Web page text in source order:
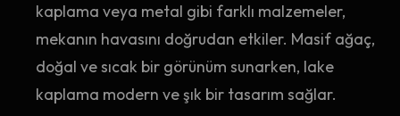
kaplama veya metal gibi farklı malzemeler,
mekanın havasını doğrudan etkiler. Masif ağaç,
doğal ve sıcak bir görünüm sunarken, lake
kaplama modern ve şık bir tasarım sağlar.